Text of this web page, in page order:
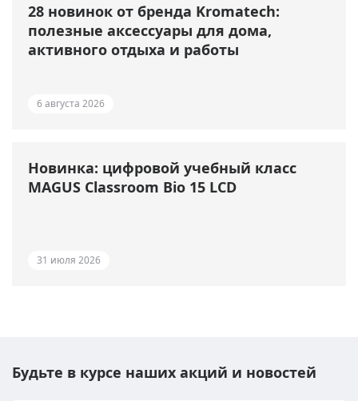
28 новинок от бренда Kromatech:
полезные аксессуары для дома,
активного отдыха и работы
6 августа 2026
Новинка: цифровой учебный класс
MAGUS Classroom Bio 15 LCD
31 июля 2026
Будьте в курсе наших акций и новостей